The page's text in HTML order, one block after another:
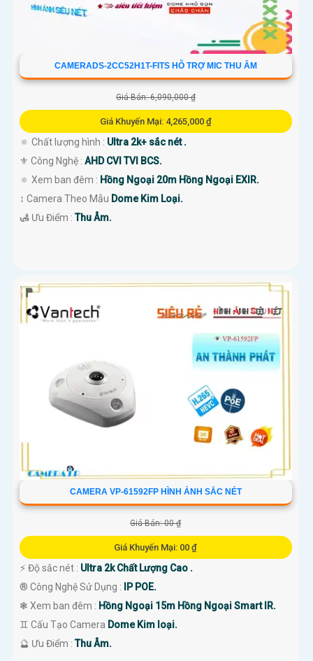
CAMERADS-2CC52H1T-FITS HỖ TRỢ MIC THU ÂM
Giá Bán: 6,090,000 ₫
Giá Khuyến Mại: 4,265,000 ₫
🔅 Chất lượng hình : Ultra 2k+ sắc nét .
⚜️ Công Nghệ : AHD CVI TVI BCS.
🔅 Xem ban đêm : Hồng Ngoại 20m Hồng Ngoại EXIR.
↕️ Camera Theo Mẫu Dome Kim Loại.
️🛃 Ưu Điểm :Thu Âm.
CAMERA VP-61592FP HÌNH ẢNH SẮC NÉT
Giá Bán: 00 ₫
Giá Khuyến Mại: 00 ₫
️⚡ Độ sắc nét : Ultra 2k Chất Lượng Cao .
®️ Công Nghệ Sử Dụng :
IP POE.
❃ Xem ban đêm : Hồng Ngoại 15m Hồng Ngoại Smart IR.
♊ Cấu Tạo Camera Dome Kim loại.
️🔮 Ưu Điểm :Thu Âm.